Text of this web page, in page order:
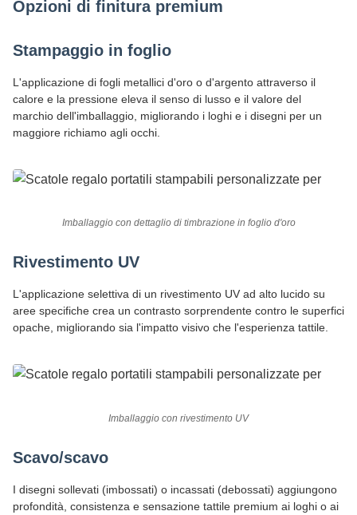
Opzioni di finitura premium
Stampaggio in foglio
L'applicazione di fogli metallici d'oro o d'argento attraverso il
calore e la pressione eleva il senso di lusso e il valore del
marchio dell'imballaggio, migliorando i loghi e i disegni per un
maggiore richiamo agli occhi.
Imballaggio con dettaglio di timbrazione in foglio d'oro
Rivestimento UV
L'applicazione selettiva di un rivestimento UV ad alto lucido su
aree specifiche crea un contrasto sorprendente contro le superfici
opache, migliorando sia l'impatto visivo che l'esperienza tattile.
Imballaggio con rivestimento UV
Scavo/scavo
I disegni sollevati (imbossati) o incassati (debossati) aggiungono
profondità, consistenza e sensazione tattile premium ai loghi o ai